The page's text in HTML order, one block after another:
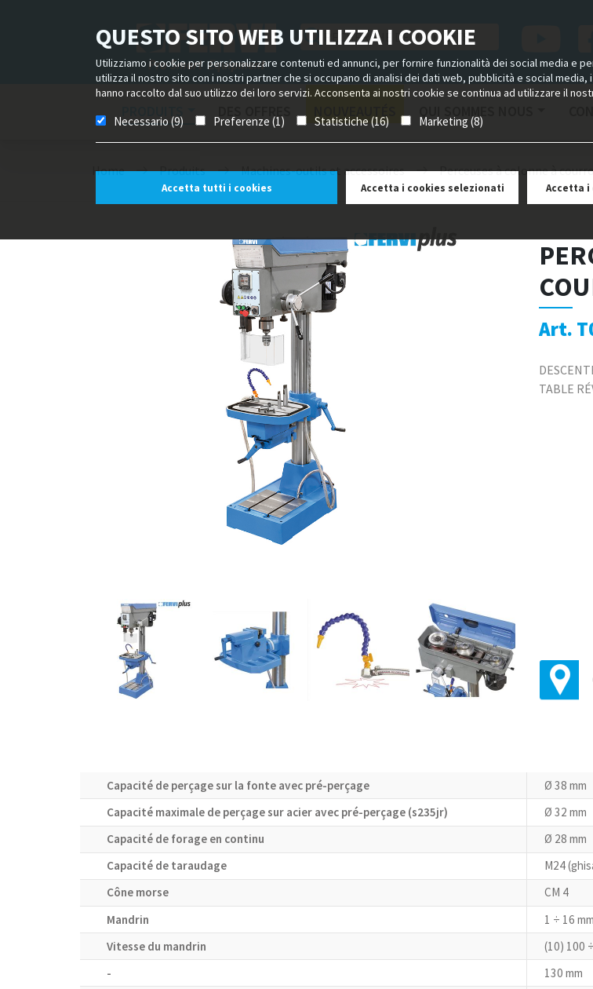
QUESTO SITO WEB UTILIZZA I COOKIE
Utilizziamo i cookie per personalizzare contenuti ed annunci, per fornire funzionalità dei social media e
utilizza il nostro sito con i nostri partner che si occupano di analisi dei dati web, pubblicità e social
hanno raccolto dal suo utilizzo dei loro servizi. Acconsenta ai nostri cookie se continua ad utilizzare il
Necessario (9) Preferenze (1) Statistiche (16) Marketing (8)
Accetta tutti i cookies Accetta i cookies selezionati Accetta i
Home Produits Machines-outils et accessoires Perceuses à colonne à
Art.
TABLE
Capacité de perçage sur la fonte avec pré-perçage
Ø 38 mm
Capacité maximale de perçage sur acier avec pré-perçage (s235jr)
Ø 32 mm
Capacité de forage en continu
Ø 28 mm
Capacité de taraudage
M24
Cône morse
CM 4
Mandrin
1 ÷ 16
Vitesse du mandrin
(10) 100
-
130 mm